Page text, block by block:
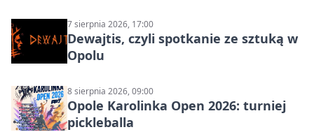
7 sierpnia 2026, 17:00
Dewajtis, czyli spotkanie ze sztuką w
Opolu
8 sierpnia 2026, 09:00
Opole Karolinka Open 2026: turniej
pickleballa